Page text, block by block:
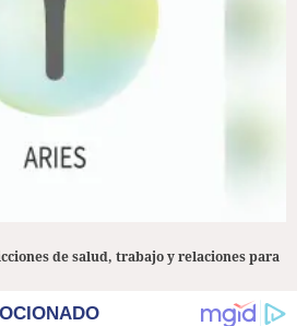
de salud, trabajo y relaciones para